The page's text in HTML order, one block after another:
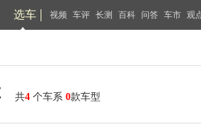
选车 视频 车评 长测 百科 问答 车市 观
共4 个车系 0款车型